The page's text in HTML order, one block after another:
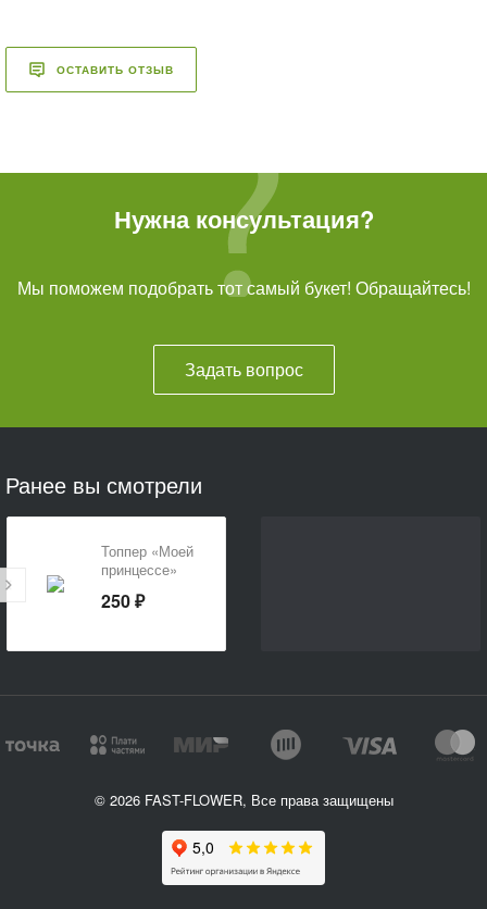
ОСТАВИТЬ ОТЗЫВ
Нужна консультация?
Мы поможем подобрать тот самый букет! Обращайтесь!
Задать вопрос
Ранее вы смотрели
Топпер «Моей
принцессе»
250 ₽
© 2026 FAST-FLOWER, Все права защищены